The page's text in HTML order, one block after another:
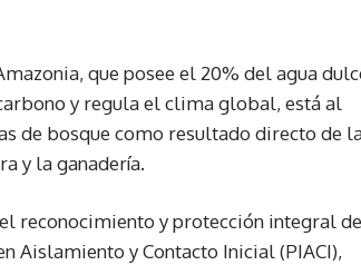
que posee el 20% del agua
y regula el clima global, está al
de bosque como resultado directo de
y la ganadería.
reconocimiento y protección integral de
Aislamiento y Contacto Inicial (PIACI),